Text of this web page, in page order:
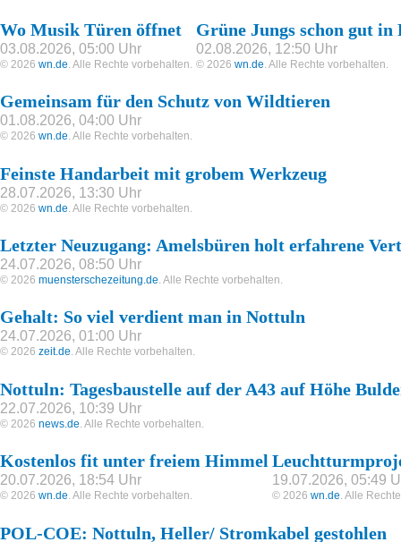
Wo Musik Türen öffnet
03.08.2026, 05:00 Uhr
© 2026 wn.de . Alle Rechte vorbehalten.
Grüne Jungs schon gut in
02.08.2026, 12:50 Uhr
© 2026 wn.de . Alle Rechte vorbehalten.
Gemeinsam für den Schutz von Wildtieren
01.08.2026, 04:00 Uhr
© 2026 wn.de. Alle Rechte vorbehalten.
Feinste Handarbeit mit grobem Werkzeug
28.07.2026, 13:30 Uhr
© 2026 wn.de . Alle Rechte vorbehalten.
Letzter Neuzugang: Amelsbüren holt erfahrene
24.07.2026, 08:50 Uhr
© 2026 muensterschezeitung.de. Alle Rechte vorbehalten.
Gehalt: So viel verdient man in Nottuln
24.07.2026, 01:00 Uhr
© 2026 zeit.de. Alle Rechte vorbehalten.
Nottuln: Tagesbaustelle auf der A43 auf Höhe
22.07.2026, 10:39 Uhr
© 2026 news.de . Alle Rechte vorbehalten.
Kostenlos fit unter freiem Himmel
20.07.2026, 18:54 Uhr
© 2026 wn.de. Alle Rechte vorbehalten.
19.07.2026, 05:49
© 2026 wn.de. Alle
POL-COE: Nottuln, Heller/ Stromkabel gestohlen